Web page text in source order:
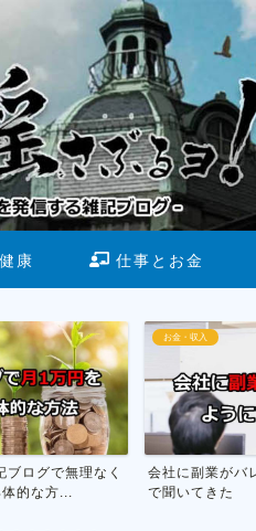
康 仕事とお金
ない方法を市役所
断酒
お酒をやめる
行った話